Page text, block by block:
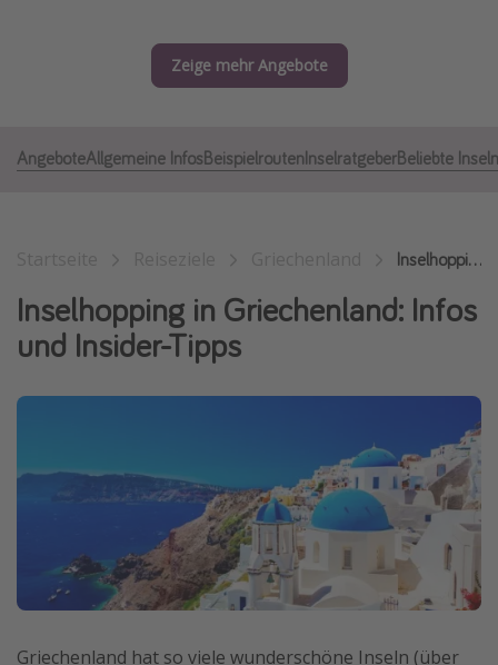
Wellnessurlaub
Singlereisen
Strandurlaub
Hotels am Achensee
Weitere Themen
Reise Journal
Zeige mehr Angebote
AngeboteAllgemeine InfosBeispielroutenInselratgeberBeliebte
Inselhopping
Inselhopping in Griechenland: Infos
und Insider-Tipps
Griechenland hat so viele wunderschöne Inseln (über